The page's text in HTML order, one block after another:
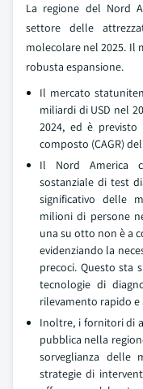
La regione del Nord
settore delle
molecolare nel 2025. Il
robusta espansione.
Il mercato
miliardi di USD nel
2024, ed è
composto (CAGR)
Il Nord America
sostanziale di test
significativo delle
milioni di persone
una su otto non è a
evidenziando la
precoci. Questo sta
tecnologie di
rilevamento rapido
Inoltre, i fornitori di
pubblica nella
sorveglianza delle
strategie di